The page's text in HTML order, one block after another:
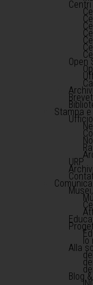
Centri
Open
Stampa e
URP
Io
Alla
Blog